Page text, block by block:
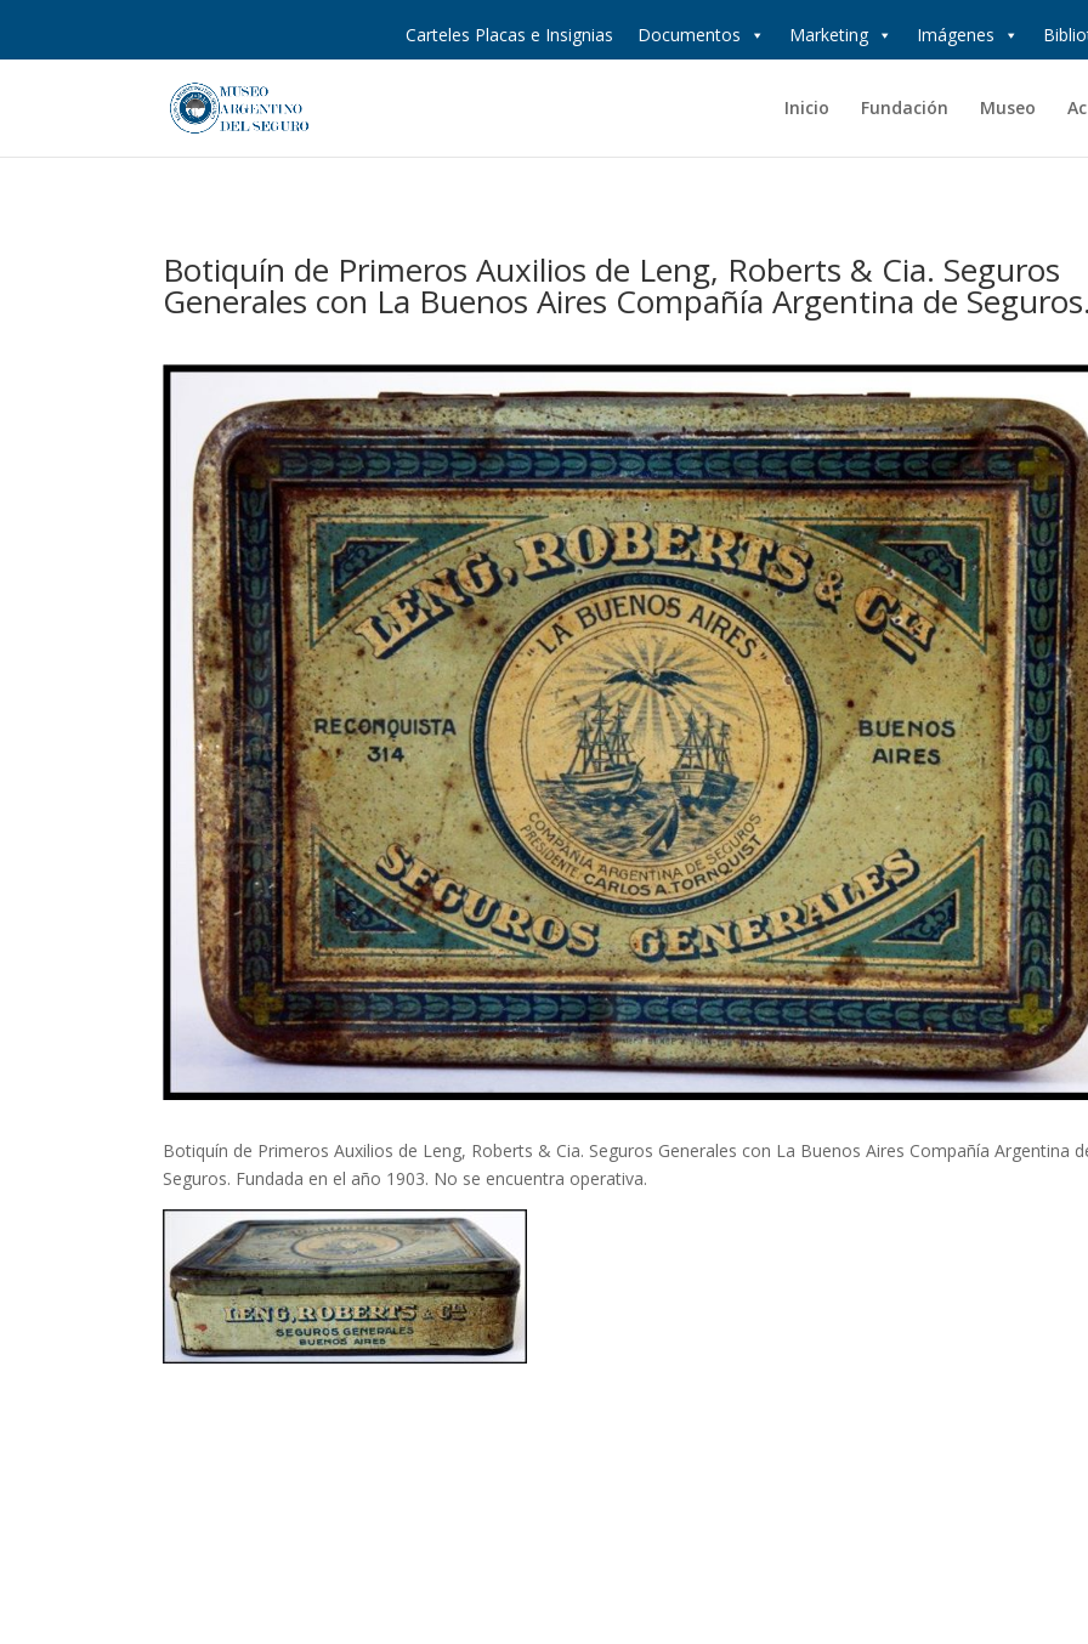
Carteles Placas e Insignias Documentos Marketing Imágenes
Inicio Fundación Museo
Botiquín de Primeros Auxilios de Leng, Roberts & Cia. Seguros
Generales con La Buenos Aires Compañía Argentina de
Botiquín de Primeros Auxilios de Leng, Roberts & Cia. Seguros Generales con La Buenos Aires Compañía Argentina
Seguros. Fundada en el año 1903. No se encuentra operativa.